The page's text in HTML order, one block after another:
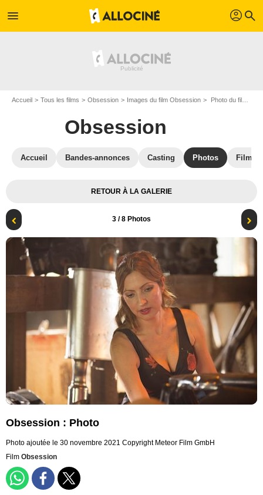
menu profil search
Accueil Tous les films Obsession Images du film Obsession Photo du film Obsession - Photo 3
Obsession
Accueil Bandes-annonces Casting Photos Films
RETOUR À LA GALERIE
3 / 8 Photos
Obsession : Photo
Photo ajoutée le 30 novembre 2021 Copyright Meteor Film GmbH
Film Obsession